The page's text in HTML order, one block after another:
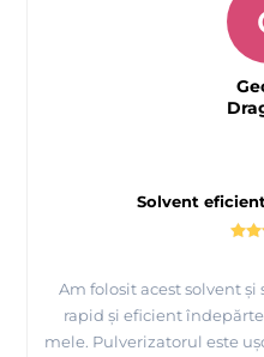
Solvent
Am folosit acest solvent
rapid și eficient
mele. Pulverizatorul este